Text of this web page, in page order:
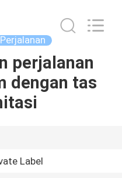
perjalanan
dengan tas
Label